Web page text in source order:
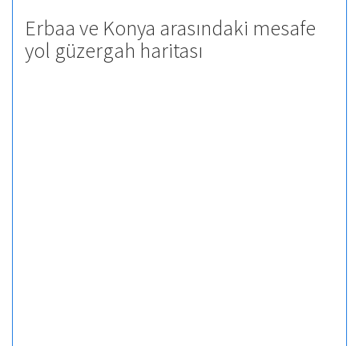
Erbaa ve Konya arasındaki mesafe
yol güzergah haritası